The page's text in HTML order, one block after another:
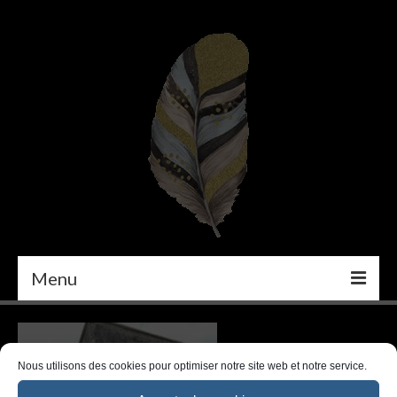
Nous utilisons des cookies pour optimiser notre site web et notre service.
Menu
PEINTURE
DÉCORATION INTÉRIEURE